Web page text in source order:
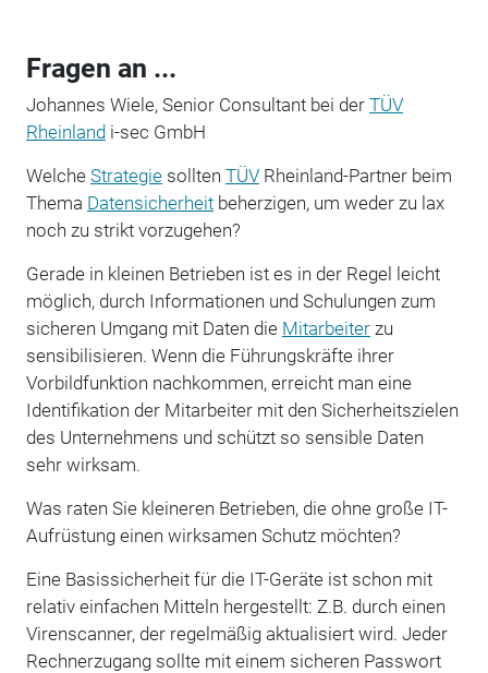
Fragen an ...
Johannes Wiele, Senior Consultant bei der TÜV
Rheinlandi-sec GmbH
Welche Strategiesollten TÜVRheinland-Partner beim
Thema Datensicherheitbeherzigen, um weder zu lax
noch zu strikt vorzugehen?
Gerade in kleinen Betrieben ist es in der Regel leicht
möglich, durch Informationen und Schulungen zum
sicheren Umgang mit Daten die Mitarbeiterzu
sensibilisieren. Wenn die Führungskräfte ihrer
Vorbildfunktion nachkommen, erreicht man eine
Identifikation der Mitarbeiter mit den Sicherheitszielen
des Unternehmens und schützt so sensible Daten
sehr wirksam.
Was raten Sie kleineren Betrieben, die ohne große IT-
Aufrüstung einen wirksamen Schutz möchten?
Eine Basissicherheit für die IT-Geräte ist schon mit
relativ einfachen Mitteln hergestellt: Z.B. durch einen
Virenscanner, der regelmäßig aktualisiert wird. Jeder
Rechnerzugang sollte mit einem sicheren Passwort